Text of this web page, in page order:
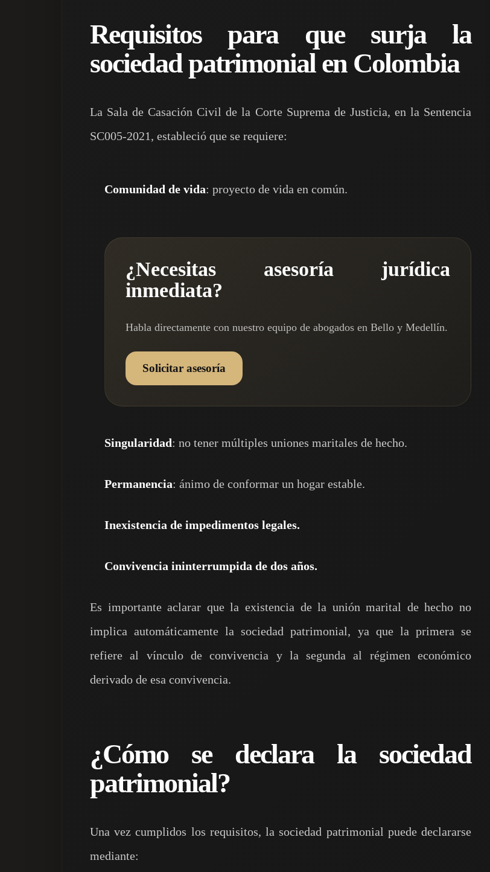
Requisitos para que surja la
sociedad patrimonial en Colombia
La Sala de Casación Civil de la Corte Suprema de Justicia, en la Sentencia
SC005-2021, estableció que se requiere:
Comunidad de vida: proyecto de vida en común.
¿Necesitas asesoría jurídica
inmediata?
Habla directamente con nuestro equipo de abogados en Bello y Medellín.
Solicitar asesoría
Singularidad: no tener múltiples uniones maritales de hecho.
Permanencia: ánimo de conformar un hogar estable.
Inexistencia de impedimentos legales.
Convivencia ininterrumpida de dos años.
Es importante aclarar que la existencia de la unión marital de hecho no
implica automáticamente la sociedad patrimonial, ya que la primera se
refiere al vínculo de convivencia y la segunda al régimen económico
derivado de esa convivencia.
¿Cómo se declara la sociedad
patrimonial?
Una vez cumplidos los requisitos, la sociedad patrimonial puede declararse
mediante: